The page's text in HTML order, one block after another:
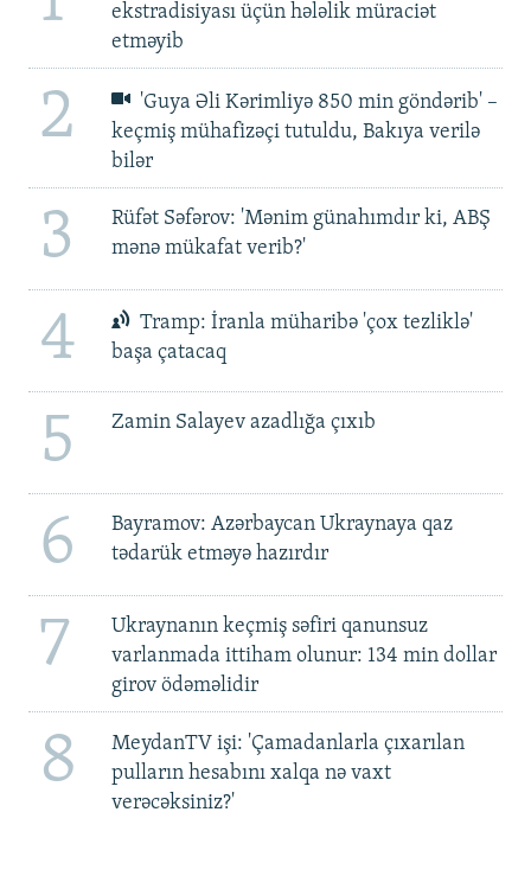
ekstradisiyası üçün hələlik müraciət
etməyib
2
'Guya Əli Kərimliyə 850 min göndərib' –
keçmiş mühafizəçi tutuldu, Bakıya verilə
bilər
3
Rüfət Səfərov: 'Mənim günahımdır ki, ABŞ
mənə mükafat verib?'
4
Tramp: İranla müharibə 'çox tezliklə'
başa çatacaq
5 Zamin Salayev azadlığa çıxıb
6
Bayramov: Azərbaycan Ukraynaya qaz
tədarük etməyə hazırdır
7
Ukraynanın keçmiş səfiri qanunsuz
varlanmada ittiham olunur: 134 min dollar
girov ödəməlidir
8
MeydanTV işi: 'Çamadanlarla çıxarılan
pulların hesabını xalqa nə vaxt
verəcəksiniz?'